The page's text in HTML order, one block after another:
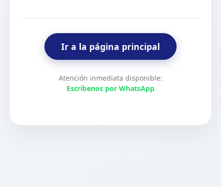
Ir a la página principal
Atención inmediata disponible:
Escríbenos por WhatsApp